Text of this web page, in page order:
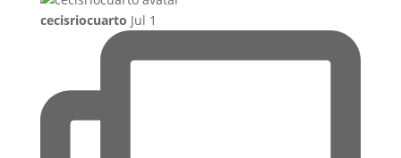
cecisriocuarto Jul 1